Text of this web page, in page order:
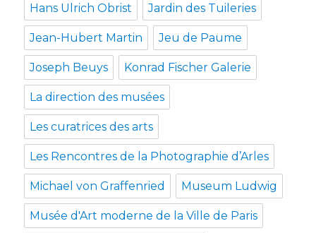
Hans Ulrich Obrist Jardin des Tuileries
Jean-Hubert Martin Jeu de Paume
Joseph Beuys Konrad Fischer Galerie
La direction des musées
Les curatrices des arts
Les Rencontres de la Photographie d’Arles
Michael von Graffenried Museum Ludwig
Musée d'Art moderne de la Ville de Paris